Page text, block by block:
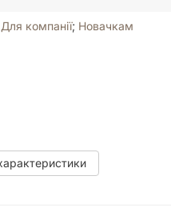
Для компанії; Новачкам